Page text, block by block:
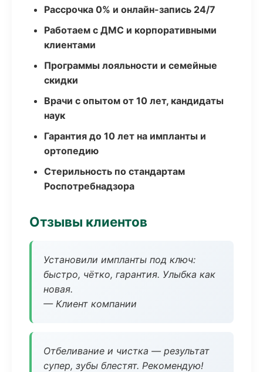
Рассрочка 0% и онлайн-запись 24/7
Работаем с ДМС и корпоративными
клиентами
Программы лояльности и семейные
скидки
Врачи с опытом от 10 лет, кандидаты
наук
Гарантия до 10 лет на импланты и
ортопедию
Стерильность по стандартам
Роспотребнадзора
Отзывы клиентов
Установили импланты под ключ:
быстро, чётко, гарантия. Улыбка как
новая.
— Клиент компании
Отбеливание и чистка — результат
супер, зубы блестят. Рекомендую!